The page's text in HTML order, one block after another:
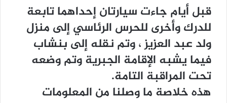
قبل أيام جاءت سيارتان إحداهما تابعة
للدرك وأخرى للحرس الرئاسي إلى منزل
ولد عبد العزيز ، وتم نقله إلى بنشاب
فيما يشبه الإقامة الجبرية وتم وضعه
تحت المراقبة التامة.
هذه خلاصة ما وصلنا من المعلومات